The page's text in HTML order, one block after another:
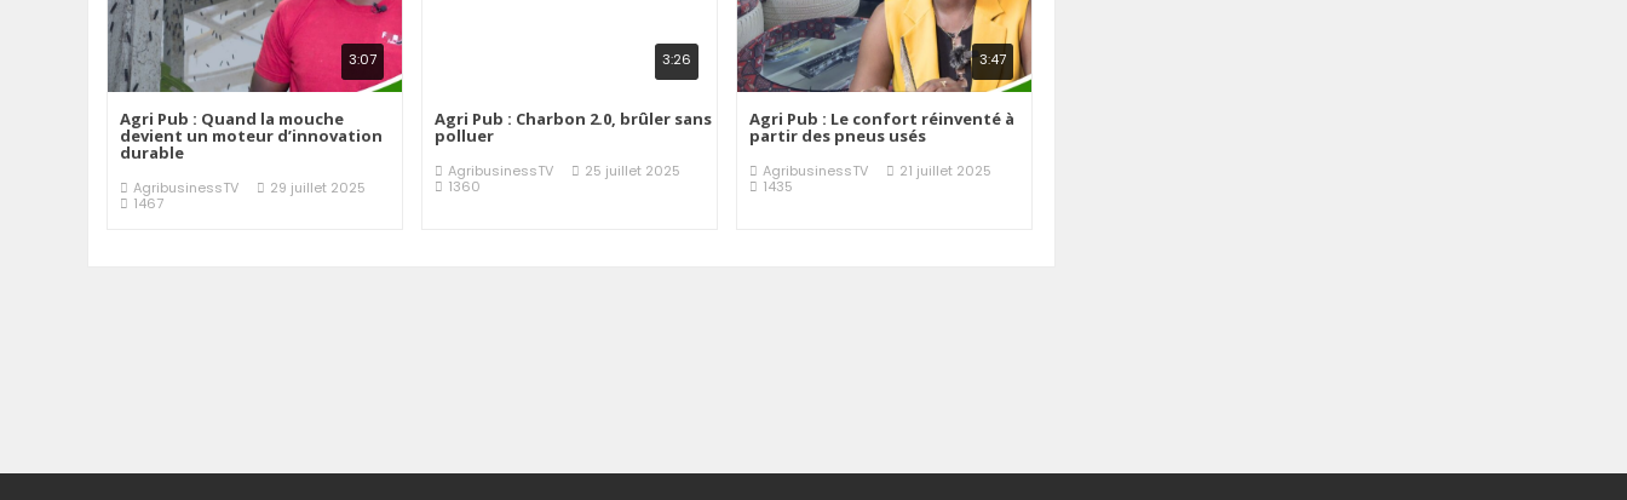
3:07
Agri Pub : Quand la mouche
devient un moteur d’innovation
durable
AgribusinessTV
29 juillet 2025
1467
3:26
Agri Pub : Charbon 2.0, brûler sans
polluer
AgribusinessTV
25 juillet 2025
1360
3:47
Agri Pub : Le confort réinventé à
partir des pneus usés
AgribusinessTV
21 juillet 2025
1435